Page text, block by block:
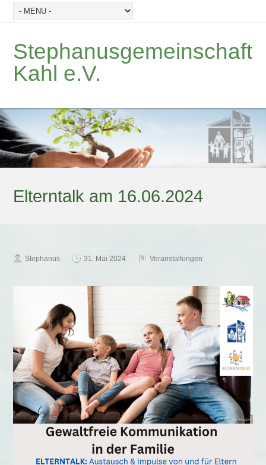
Stephanusgemeinschaft
Kahl e.V.
Elterntalk am 16.06.2024
Stephanus 31. Mai 2024 Veranstaltungen